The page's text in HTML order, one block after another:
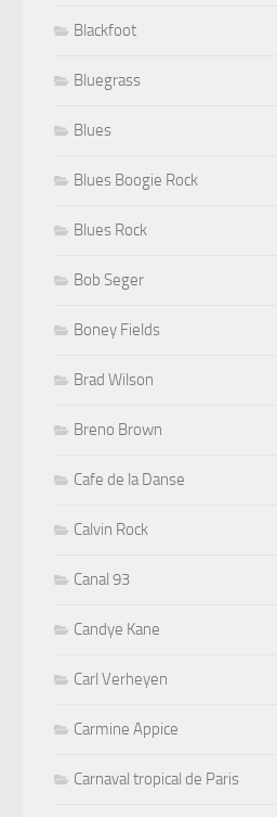
Blackfoot
Bluegrass
Blues
Blues Boogie Rock
Blues Rock
Bob Seger
Boney Fields
Brad Wilson
Breno Brown
Cafe de la Danse
Calvin Rock
Canal 93
Candye Kane
Carl Verheyen
Carmine Appice
Carnaval tropical de Paris